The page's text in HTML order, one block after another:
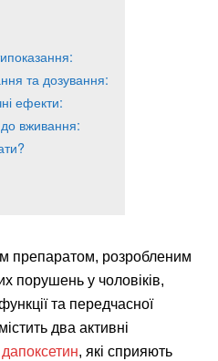
та дозування:
ефекти:
вживання:
препаратом, розробленим
порушень у чоловіків,
та передчасної
два активні
дапоксетин, які сприяють